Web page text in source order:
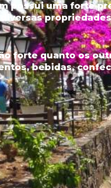
possui uma forte
forte quanto os
bebidas,